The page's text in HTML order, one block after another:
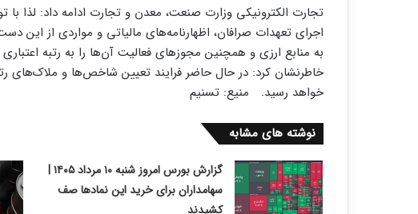
تجارت الکترونیکی وزارت صنعت، معدن و تجارت ادامه داد: لذا
اجرای تعهدات صرافان، اظهارنامه‌های مالیاتی و مواردی از
به منابع ارزی و همچنین مجوزهای فعالیت آن‌ها را به رتبه‌
خاطرنشان کرد: در حال حاضر فرایند تعیین شاخص‌ها و ملاک‌های
خواهد رسید. منیع:‌ تسنیم
نوشته های مشابه
گزارش بورس امروز شنبه ۱۰ مرداد ۱۴۰۵ |
سهامداران برای خرید این نمادها صف
کشیدند